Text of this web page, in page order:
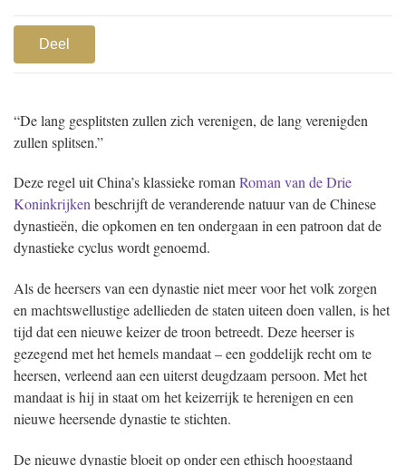
Deel
“De lang gesplitsten zullen zich verenigen, de lang verenigden
zullen splitsen.”
Deze regel uit China’s klassieke romanRoman van de Drie
Koninkrijkenbeschrijft de veranderende natuur van de Chinese
dynastieën, die opkomen en ten ondergaan in een patroon dat de
dynastieke cyclus wordt genoemd.
Als de heersers van een dynastie niet meer voor het volk zorgen
en machtswellustige adellieden de staten uiteen doen vallen, is het
tijd dat een nieuwe keizer de troon betreedt. Deze heerser is
gezegend met het hemels mandaat – een goddelijk recht om te
heersen, verleend aan een uiterst deugdzaam persoon. Met het
mandaat is hij in staat om het keizerrijk te herenigen en een
nieuwe heersende dynastie te stichten.
De nieuwe dynastie bloeit op onder een ethisch hoogstaand